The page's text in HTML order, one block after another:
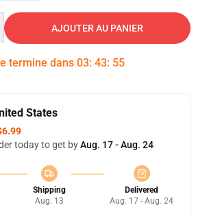
AJOUTER AU PANIER
termine dans 03: 43: 55
States
today to get byAug. 17 - Aug. 24
Shipping
Aug. 13
Delivered
Aug. 17 - Aug. 24